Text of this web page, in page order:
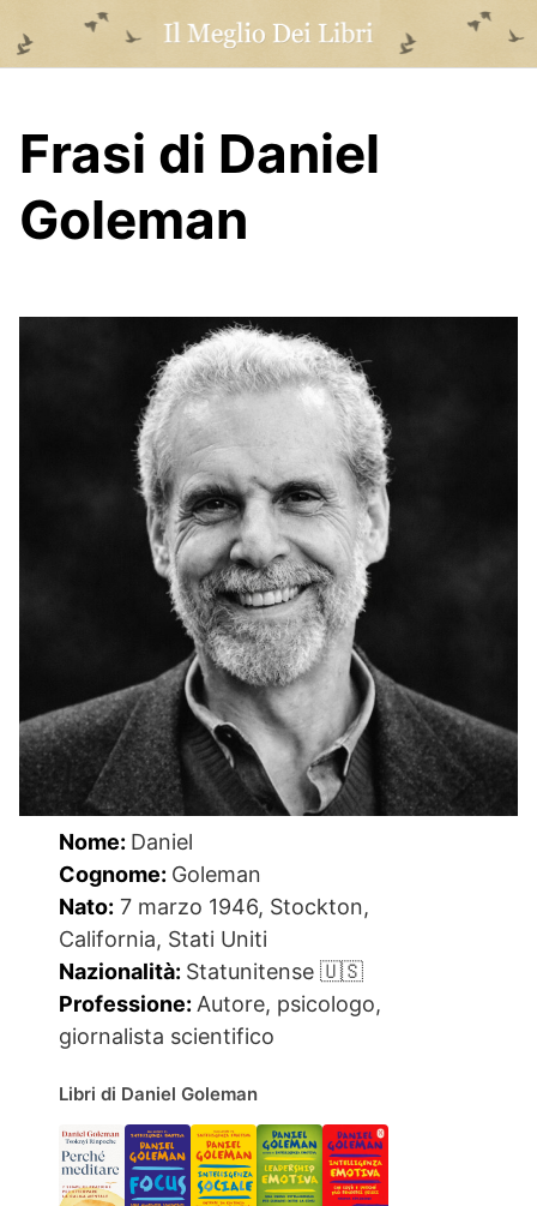
content
Frasi di Daniel
Goleman
Nome: Daniel
Cognome: Goleman
Nato: 7 marzo 1946, Stockton,
California, Stati Uniti
Nazionalità: Statunitense 🇺🇸
Professione: Autore, psicologo,
giornalista scientifico
Libri di Daniel Goleman